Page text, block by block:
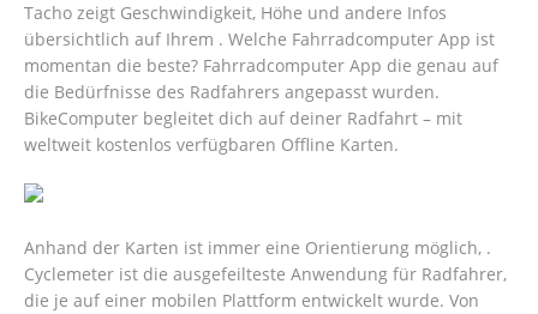
Tacho zeigt Geschwindigkeit, Höhe und andere Infos
übersichtlich auf Ihrem . Welche Fahrradcomputer App ist
momentan die beste? Fahrradcomputer App die genau auf
die Bedürfnisse des Radfahrers angepasst wurden.
BikeComputer begleitet dich auf deiner Radfahrt – mit
weltweit kostenlos verfügbaren Offline Karten.
Anhand der Karten ist immer eine Orientierung möglich, .
Cyclemeter ist die ausgefeilteste Anwendung für Radfahrer,
die je auf einer mobilen Plattform entwickelt wurde. Von